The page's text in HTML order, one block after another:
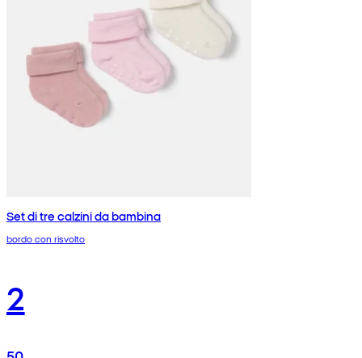
Set di tre calzini da bambina
bordo con risvolto
2